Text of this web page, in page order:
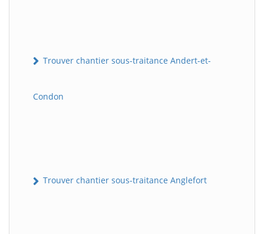
Trouver chantier sous-traitance Andert-et-
Condon
Trouver chantier sous-traitance Anglefort